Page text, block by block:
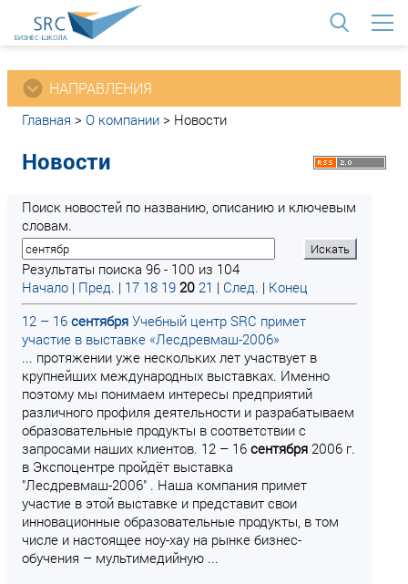
НАПРАВЛЕНИЯ
Главная > О компании > Новости
Новости
Поиск новостей по названию, описанию и ключевым
словам.
Результаты поиска 96 - 100 из 104
Начало | Пред. | 17 18 19 20 21 | След. | Конец
12 – 16 сентября Учебный центр SRC примет
участие в выставке «Лесдревмаш-2006»
... протяжении уже нескольких лет участвует в
крупнейших международных выставках. Именно
поэтому мы понимаем интересы предприятий
различного профиля деятельности и разрабатываем
образовательные продукты в соответствии с
запросами наших клиентов. 12 – 16 сентября 2006 г.
в Экспоцентре пройдёт выставка
"Лесдревмаш-2006" . Наша компания примет
участие в этой выставке и представит свои
инновационные образовательные продукты, в том
числе и настоящее ноу-хау на рынке бизнес-
обучения – мультимедийную ...